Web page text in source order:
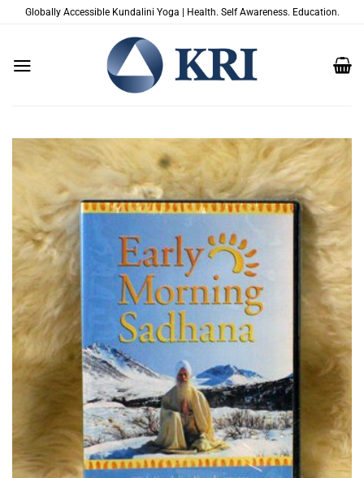
PasserGlobally Accessible Kundalini Yoga | Health. Self Awareness. Education.